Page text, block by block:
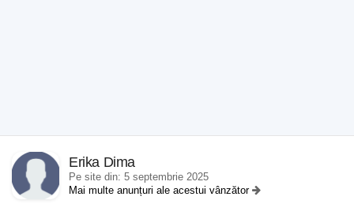
Erika Dima
Pe site din: 5 septembrie 2025
Mai multe anunțuri ale acestui vânzător